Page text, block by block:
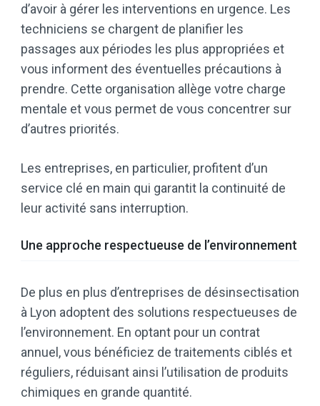
d’avoir à gérer les interventions en urgence. Les
techniciens se chargent de planifier les
passages aux périodes les plus appropriées et
vous informent des éventuelles précautions à
prendre. Cette organisation allège votre charge
mentale et vous permet de vous concentrer sur
d’autres priorités.
Les entreprises, en particulier, profitent d’un
service clé en main qui garantit la continuité de
leur activité sans interruption.
Une approche respectueuse de l’environnement
De plus en plus d’entreprises de désinsectisation
à Lyon adoptent des solutions respectueuses de
l’environnement. En optant pour un contrat
annuel, vous bénéficiez de traitements ciblés et
réguliers, réduisant ainsi l’utilisation de produits
chimiques en grande quantité.